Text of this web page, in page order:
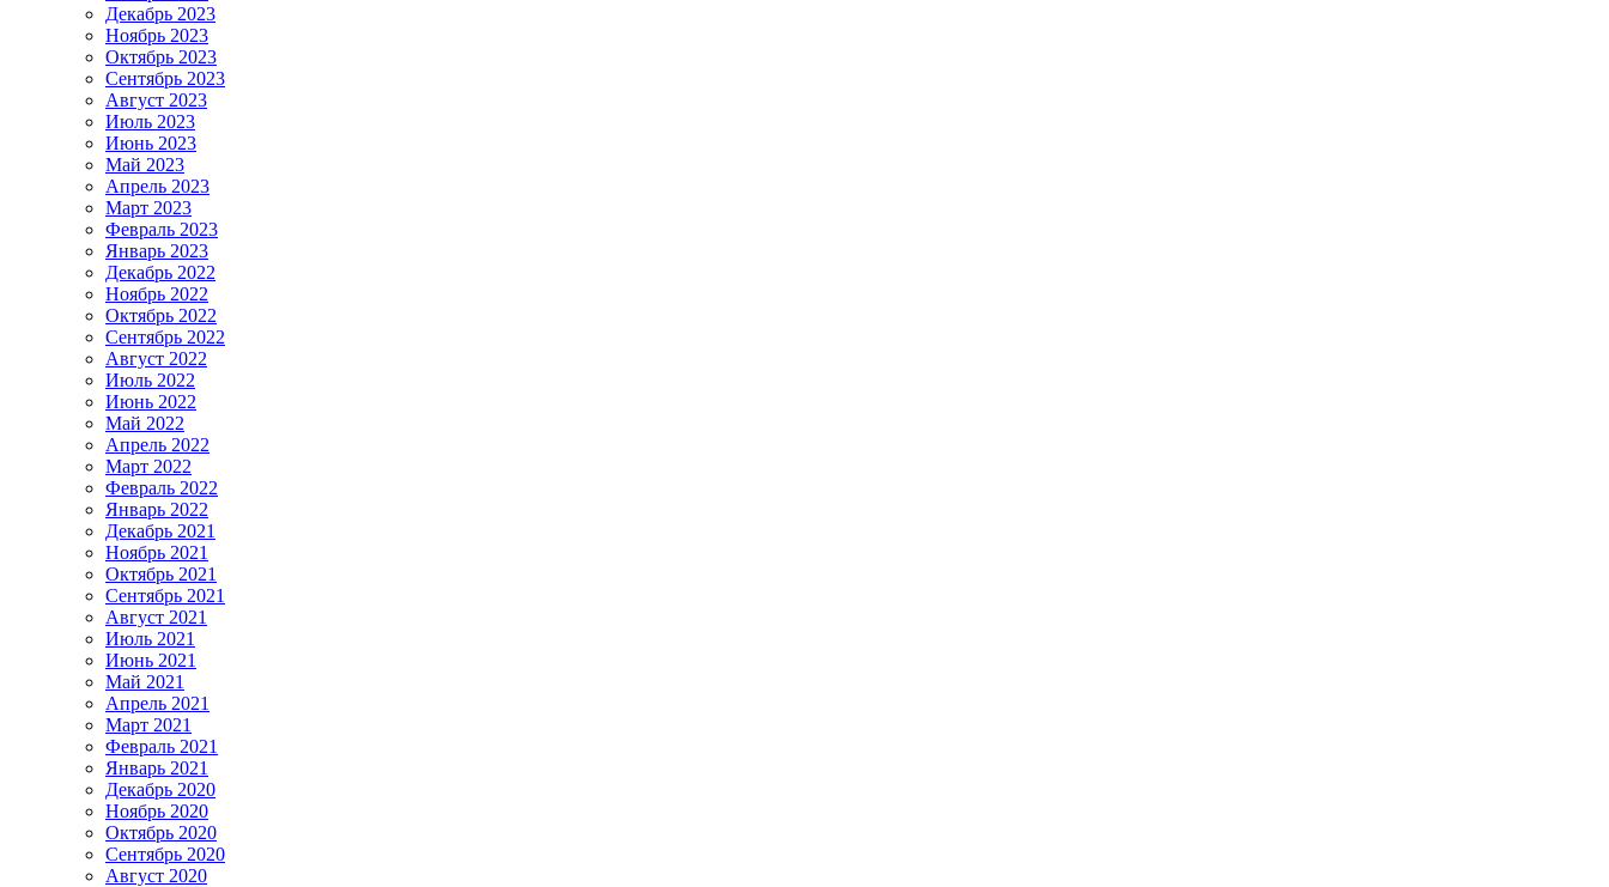
Декабрь 2023
Ноябрь 2023
Октябрь 2023
Сентябрь 2023
Август 2023
Июль 2023
Июнь 2023
Май 2023
Апрель 2023
Март 2023
Февраль 2023
Январь 2023
Декабрь 2022
Ноябрь 2022
Октябрь 2022
Сентябрь 2022
Август 2022
Июль 2022
Июнь 2022
Май 2022
Апрель 2022
Март 2022
Февраль 2022
Январь 2022
Декабрь 2021
Ноябрь 2021
Октябрь 2021
Сентябрь 2021
Август 2021
Июль 2021
Июнь 2021
Май 2021
Апрель 2021
Март 2021
Февраль 2021
Январь 2021
Декабрь 2020
Ноябрь 2020
Октябрь 2020
Сентябрь 2020
Август 2020